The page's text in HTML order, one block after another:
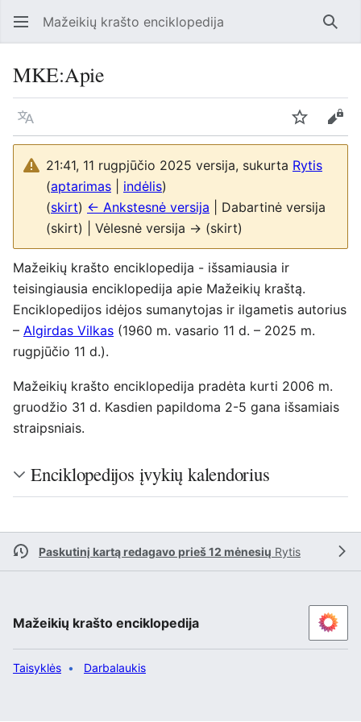
Mažeikių krašto enciklopedija
MKE:Apie
Kalba Stebėti
21:41, 11 rugpjūčio 2025 versija, sukurta Rytis
(aptarimas indėlis)
(skirt) ← Ankstesnė versija | Dabartinė versija
(skirt) | Vėlesnė versija → (skirt)
Mažeikių krašto enciklopedija - išsamiausia ir
teisingiausia enciklopedija apie Mažeikių kraštą.
Enciklopedijos idėjos sumanytojas ir ilgametis autorius
– Algirdas Vilkas (1960 m. vasario 11 d. – 2025 m.
rugpjūčio 11 d.).
Mažeikių krašto enciklopedija pradėta kurti 2006 m.
gruodžio 31 d. Kasdien papildoma 2-5 gana išsamiais
straipsniais.
Enciklopedijos įvykių kalendorius
Paskutinį kartą redagavo prieš 12 mėnesių Rytis
Mažeikių krašto enciklopedija
Taisyklės Darbalaukis